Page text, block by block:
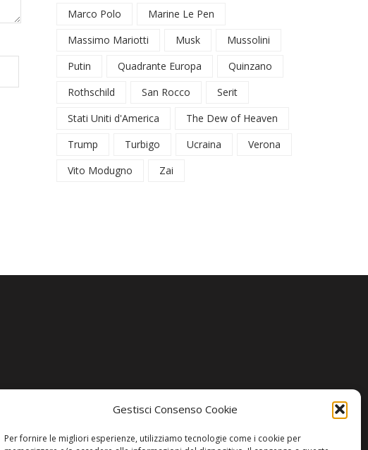
Gestisci Consenso Cookie
Per fornire le migliori esperienze, utilizziamo tecnologie come i cookie per
Marco Polo
Marine Le Pen
Massimo Mariotti
Musk
Mussolini
Putin
Quadrante Europa
Quinzano
Rothschild
San Rocco
Serit
Stati Uniti d'America
The Dew of Heaven
Trump
Turbigo Ucraina
Verona
Vito Modugno
Zai